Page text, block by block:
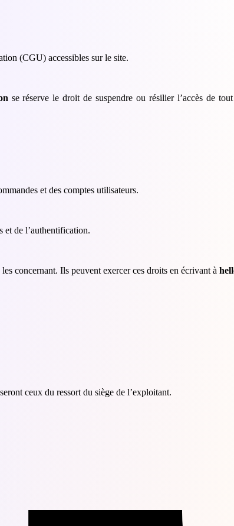
(CGU) accessibles sur le site.
se réserve le droit de suspendre ou résilier l’accès de
et des comptes utilisateurs.
et de l’authentification.
concernant. Ils peuvent exercer ces droits en écrivant à
ceux du ressort du siège de l’exploitant.